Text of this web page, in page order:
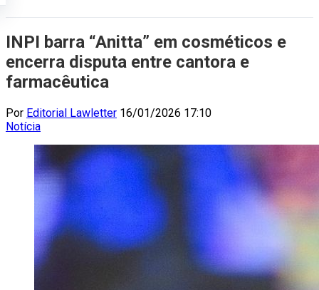
INPI barra “Anitta” em cosméticos e
encerra disputa entre cantora e
farmacêutica
Por Editorial Lawletter 16/01/2026 17:10
Notícia